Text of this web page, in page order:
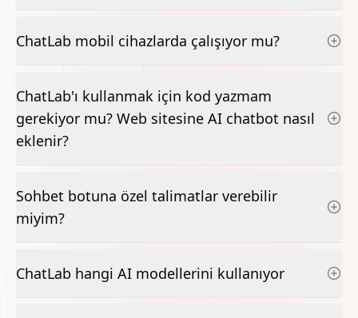
ChatLab mobil cihazlarda çalışıyor mu?
ChatLab'ı kullanmak için kod yazmam
gerekiyor mu? Web sitesine AI chatbot nasıl
eklenir?
Sohbet botuna özel talimatlar verebilir
miyim?
ChatLab hangi AI modellerini kullanıyor